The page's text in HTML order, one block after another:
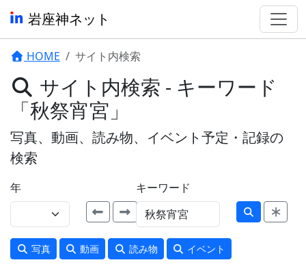
岩座神ネット
HOME サイト内検索
サイト内検索 - キーワード
「秋祭宵宮」
写真、動画、読み物、イベント予定・記録の
検索
年 キーワード
写真 動画 読み物 イベント